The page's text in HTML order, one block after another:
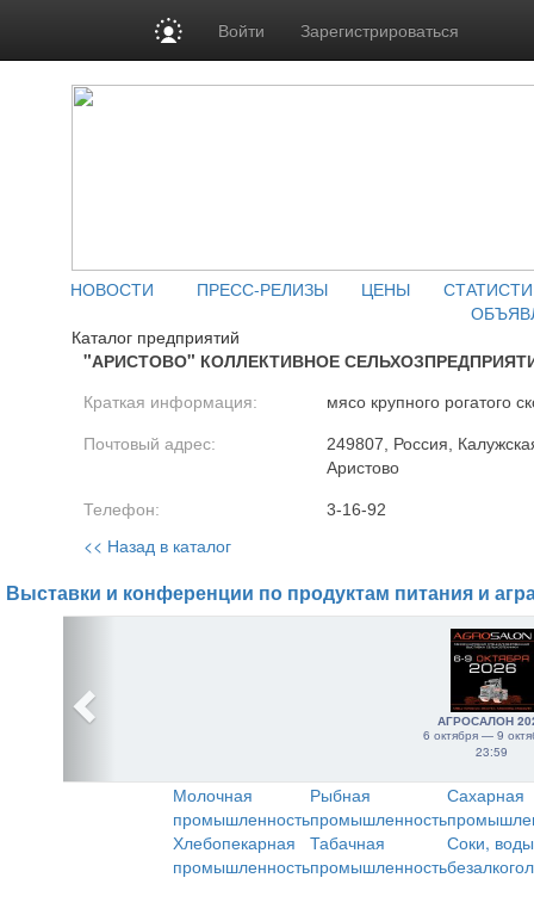
Войти Зарегистрироваться
НОВОСТИ ПРЕСС-РЕЛИЗЫ ЦЕНЫ
Каталог предприятий
"АРИСТОВО" КОЛЛЕКТИВНОЕ
Краткая информация: мясо крупного рогатого
Почтовый адрес:
249807, Россия,
Аристово
Телефон: 3-16-92
<< Назад в каталог
Выставки и конференции по продуктам питания и
АГРОСАЛОН
6 октября — 9
23:59
Молочная
промышленность
Рыбная
промышленность
Сахарная
Хлебопекарная
промышленность
Табачная
промышленность
Соки,